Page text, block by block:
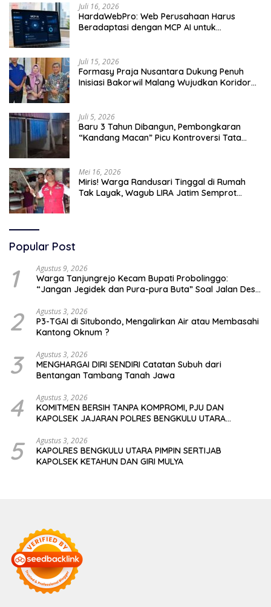
Juli 16, 2026
HardaWebPro: Web Perusahaan Harus
Beradaptasi dengan MCP AI untuk
Juli 15, 2026
Formasy Praja Nusantara Dukung Penuh
Inisiasi Bakorwil Malang Wujudkan Koridor
Juli 5, 2026
Baru 3 Tahun Dibangun, Pembongkaran
“Kandang Macan” Picu Kontroversi Tata
Mei 16, 2026
Miris! Warga Randusari Tinggal di Rumah
Tak Layak, Wagub LIRA Jatim Semprot
Popular Post
1 Agustus 9, 2026
Warga Tanjungrejo Kecam Bupati Probolinggo:
“Jangan Jegidek dan Pura-pura Buta” Soal Jalan Desa
2 Agustus 3, 2026
P3-TGAI di Situbondo, Mengalirkan Air atau Membasahi
Kantong Oknum ?
3 Agustus 3, 2026
MENGHARGAI DIRI SENDIRI Catatan Subuh dari
Bentangan Tambang Tanah Jawa
4 Agustus 3, 2026
KOMITMEN BERSIH TANPA KOMPROMI, PJU DAN
KAPOLSEK JAJARAN POLRES BENGKULU UTARA
5 Agustus 3, 2026
KAPOLRES BENGKULU UTARA PIMPIN SERTIJAB
KAPOLSEK KETAHUN DAN GIRI MULYA